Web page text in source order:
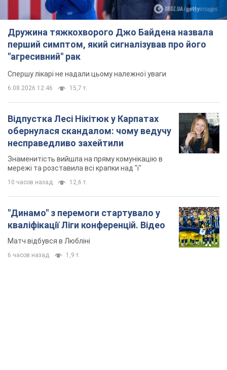
Відпустка Лесі Нікітюк у Карпатах
обернулася скандалом: чому ведучу
несправедливо захейтили
Знаменитість вийшла на пряму комунікацію в
"Динамо" з перемоги стартувало у
кваліфікації Ліги конференцій. Відео
Матч відбувся в Любліні
6 часов назад 1,9 т.